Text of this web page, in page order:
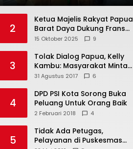
2
Ketua Majelis Rakyat Papua
Barat Daya Dukung Frans
Pigome Sebagai Presidir PT
15 Oktober 2025 9
3
Tolak Dialog Papua, Kelly
Kambu: Masyarakat Minta
Pemekaran
31 Agustus 2017 6
4
DPD PSI Kota Sorong Buka
Peluang Untuk Orang Baik
2 Februari 2018 4
5
Tidak Ada Petugas,
Pelayanan di Puskesmas